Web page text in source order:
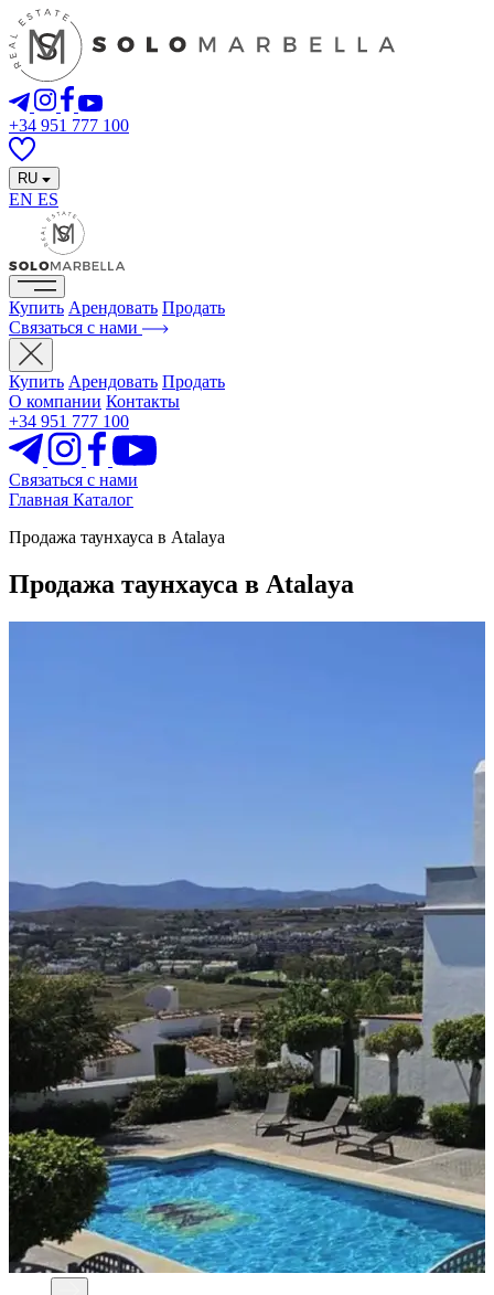
+34 951 777 100
RU
EN ES
Купить Арендовать Продать
Связаться с нами
Купить Арендовать Продать
О компании Контакты
+34 951 777 100
Связаться с нами
Главная Каталог
Продажа таунхауса в Atalaya
Продажа таунхауса в Atalaya